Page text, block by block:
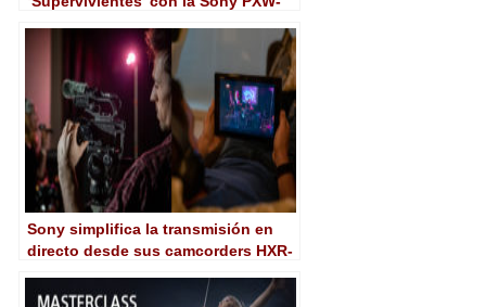
Sony simplifica la transmisión en
directo desde sus camcorders HXR-